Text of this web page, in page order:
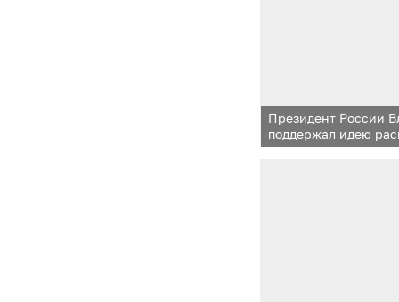
Президент России
поддержал идею
одинцовского